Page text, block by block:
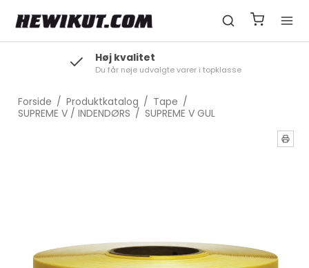
Høj kvalitet
Du får nøje udvalgte varer i topklasse
Forside / Produktkatalog / Tape /
SUPREME V / INDENDØRS / SUPREME V GUL